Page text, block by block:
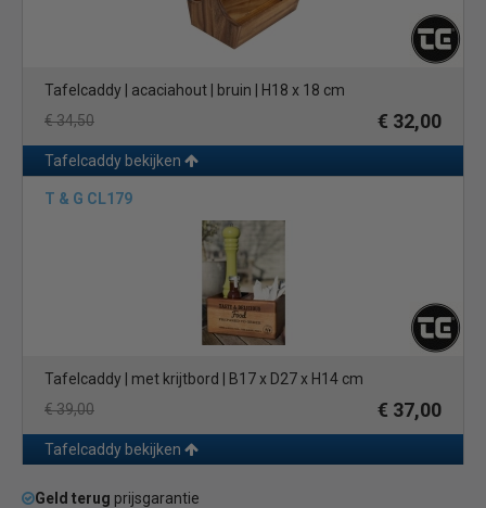
Tafelcaddy | acaciahout | bruin | H18 x 18 cm
€ 34,50
€ 32,00
Tafelcaddy bekijken
T & G CL179
Tafelcaddy | met krijtbord | B17 x D27 x H14 cm
€ 39,00
€ 37,00
Tafelcaddy bekijken
Geld terug prijsgarantie